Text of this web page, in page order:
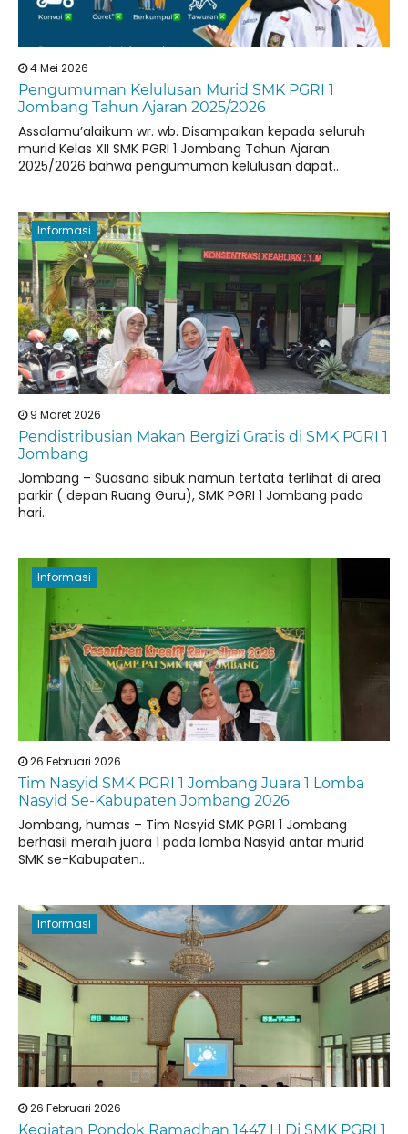
4 Mei 2026
Pengumuman Kelulusan Murid SMK PGRI 1
Jombang Tahun Ajaran 2025/2026
Assalamu’alaikum wr. wb. Disampaikan kepada seluruh
murid Kelas XII SMK PGRI 1 Jombang Tahun Ajaran
2025/2026 bahwa pengumuman kelulusan dapat..
Informasi
9 Maret 2026
Pendistribusian Makan Bergizi Gratis di SMK PGRI 1
Jombang
Jombang – Suasana sibuk namun tertata terlihat di area
parkir ( depan Ruang Guru), SMK PGRI 1 Jombang pada
hari..
Informasi
26 Februari 2026
Tim Nasyid SMK PGRI 1 Jombang Juara 1 Lomba
Nasyid Se-Kabupaten Jombang 2026
Jombang, humas – Tim Nasyid SMK PGRI 1 Jombang
berhasil meraih juara 1 pada lomba Nasyid antar murid
SMK se-Kabupaten..
Informasi
26 Februari 2026
Kegiatan Pondok Ramadhan 1447 H Di SMK PGRI 1